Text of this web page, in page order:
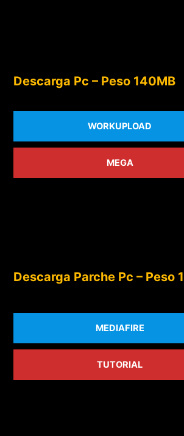
Descarga Pc – Peso 140MB
WORKUPLOAD
MEGA
Descarga Parche Pc – Peso
MEDIAFIRE
TUTORIAL